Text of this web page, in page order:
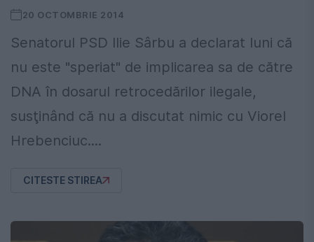
20 OCTOMBRIE 2014
Senatorul PSD Ilie Sârbu a declarat luni că
nu este "speriat" de implicarea sa de către
DNA în dosarul retrocedărilor ilegale,
susţinând că nu a discutat nimic cu Viorel
Hrebenciuc....
CITESTE STIREA